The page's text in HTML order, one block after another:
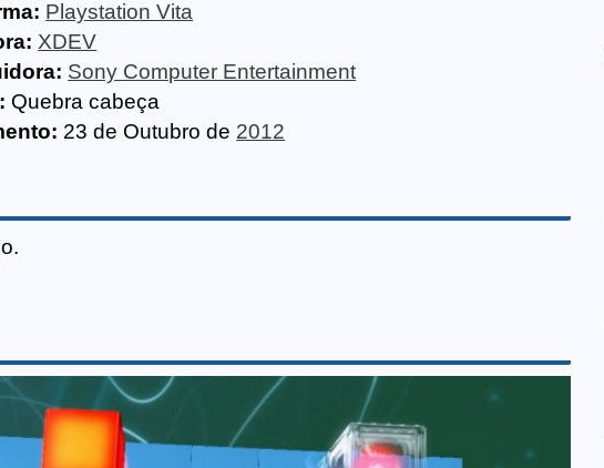
Playstation Vita
XDEV
Sony Computer Entertainment
Quebra cabeça
23 de Outubro de 2012